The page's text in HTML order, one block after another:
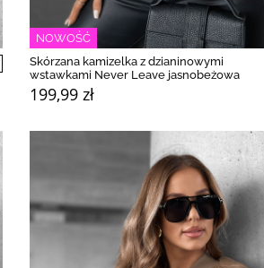
NOWOŚĆ
Skórzana kamizelka z dzianinowymi
wstawkami Never Leave jasnobeżowa
199,99 zł